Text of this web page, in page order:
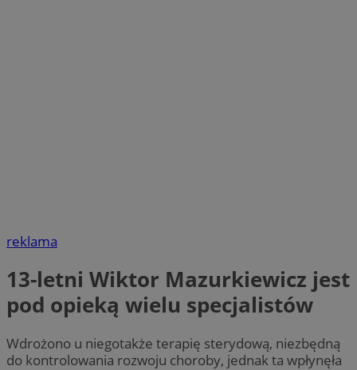
reklama
13-letni Wiktor Mazurkiewicz jest
pod opieką wielu specjalistów
Wdrożono u niegotakże terapię sterydową, niezbędną
do kontrolowania rozwoju choroby, jednak ta wpłynęła